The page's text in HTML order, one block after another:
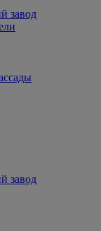
завод
завод